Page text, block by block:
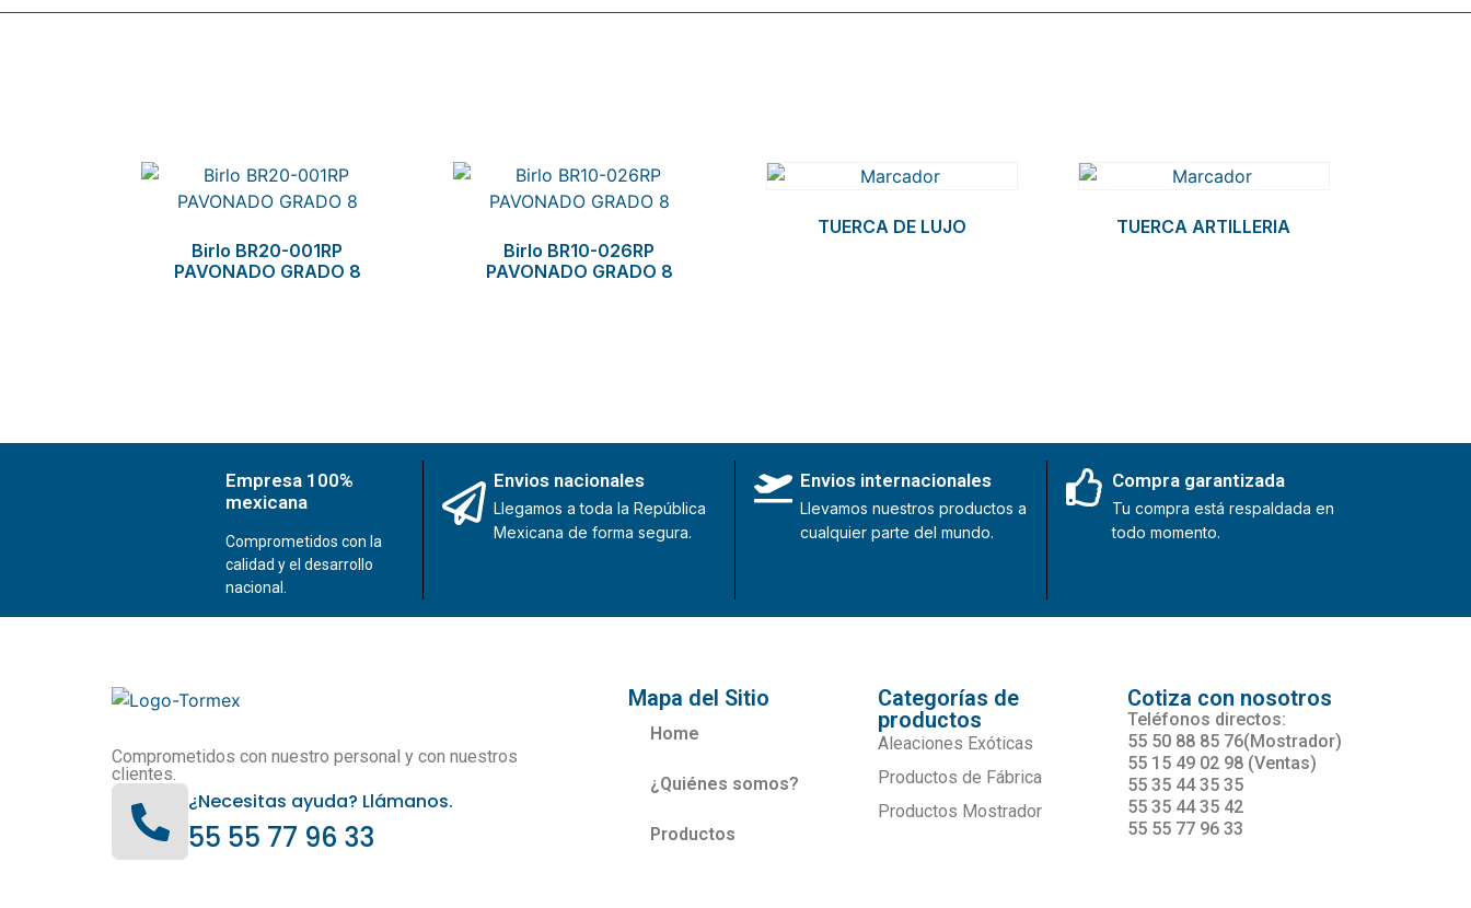
Birlo BR20-001RP
PAVONADO GRADO 8
Birlo BR10-026RP
PAVONADO GRADO 8
TUERCA DE LUJO TUERCA ARTILLERIA
Empresa 100%
mexicana
Comprometidos con la
calidad y el desarrollo
nacional.
Envios nacionales
Llegamos a toda la República
Mexicana de forma segura.
Envios internacionales
Llevamos nuestros productos a
cualquier parte del mundo.
Compra garantizada
Tu compra está respaldada en
todo momento.
Comprometidos con nuestro personal y con nuestros
clientes.
¿Necesitas ayuda? Llámanos.
55 55 77 96 33
Mapa del Sitio
Home
¿Quiénes somos?
Productos
Categorías de
productos
Aleaciones Exóticas
Productos de Fábrica
Productos Mostrador
Cotiza con nosotros
Teléfonos directos:
55 50 88 85 76(Mostrador)
55 15 49 02 98 (Ventas)
55 35 44 35 35
55 35 44 35 42
55 55 77 96 33